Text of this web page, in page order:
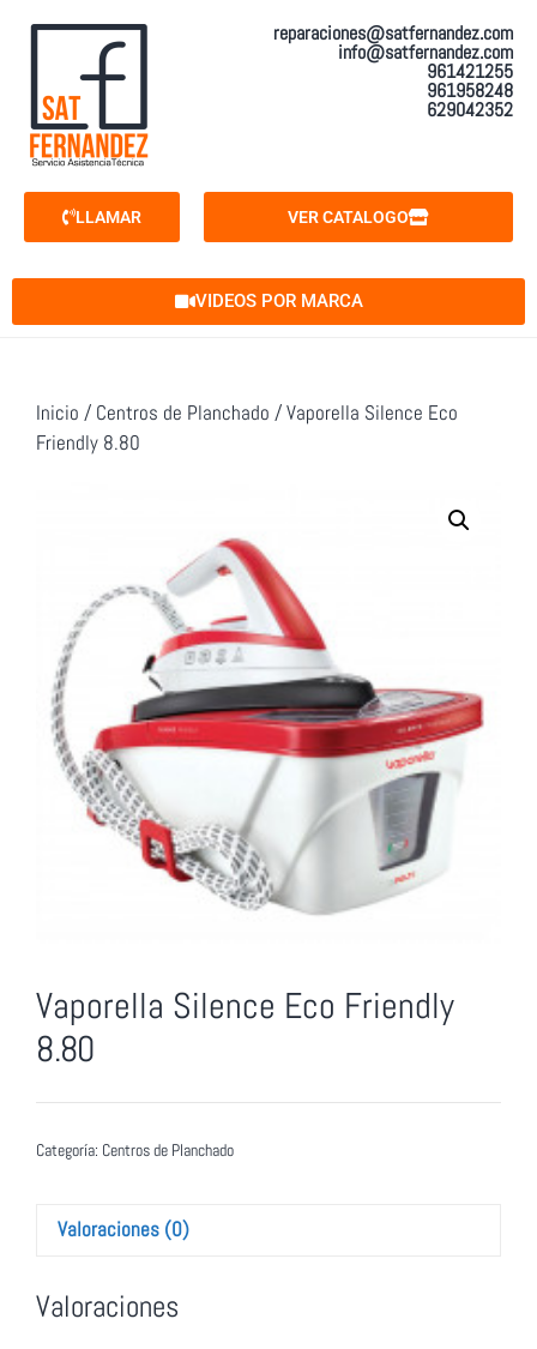
reparaciones@satfernandez.com
info@satfernandez.com
961421255
961958248
629042352
LLAMAR VER CATALOGO
VIDEOS POR MARCA
Inicio / Centros de Planchado / Vaporella Silence Eco
Friendly 8.80
Vaporella Silence Eco Friendly
8.80
Categoría: Centros de Planchado
Valoraciones (0)
Valoraciones